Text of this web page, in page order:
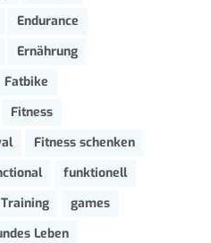
Endurance
Ernährung
Fatbike
Fitness
Fitness schenken
funktionell
games
Leben